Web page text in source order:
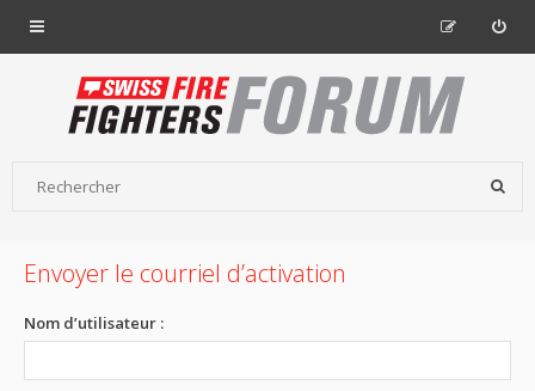
Envoyer le courriel d’activation
Nom d’utilisateur :